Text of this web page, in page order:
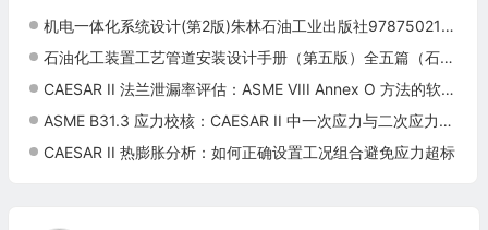
机电一体化系统设计(第2版)朱林石油工业出版社9787502166137
石油化工装置工艺管道安装设计手册（第五版）全五篇（石油化工装置工艺管道安装设计手册/第三篇阀门）
CAESAR II 法兰泄漏率评估：ASME VIII Annex O 方法的软件实现
ASME B31.3 应力校核：CAESAR II 中一次应力与二次应力的正确区分方法
CAESAR II 热膨胀分析：如何正确设置工况组合避免应力超标